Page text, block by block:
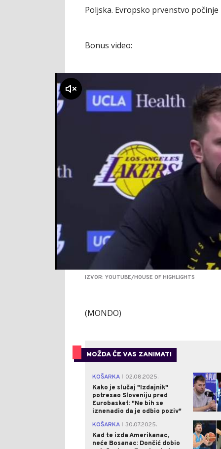
Poljska. Evropsko prvenstvo počinje
Bonus video:
klikni za zvuk
IZVOR: YOUTUBE/HOUSE OF HIGHLIGHTS
(MONDO)
MOŽDA ĆE VAS ZANIMATI
KOŠARKA
02.08.2025.
Kako je slučaj "Izdajnik"
potresao Sloveniju pred
Eurobasket: "Ne bih se
iznenadio da je odbio poziv"
KOŠARKA
30.07.2025.
Kad te izda Amerikanac,
neće Bosanac: Dončić dobio